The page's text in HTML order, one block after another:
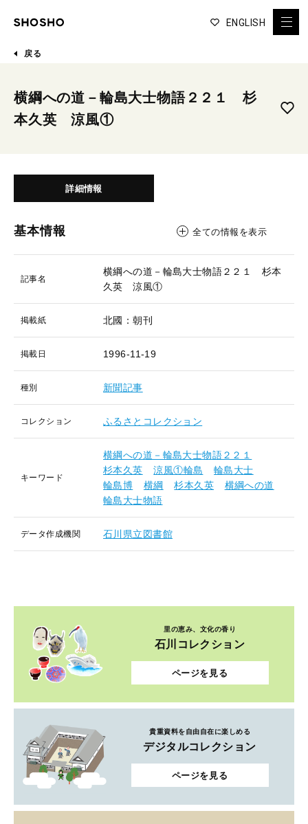
ENGLISH
戻る
横綱への道－輪島大士物語２２１ 杉
本久英 涼風①
詳細情報
基本情報 全ての情報を表示
記事名
横綱への道－輪島大士物語２２１ 杉本
久英 涼風①
掲載紙 北國：朝刊
掲載日 1996-11-19
種別 新聞記事
コレクション ふるさとコレクション
キーワード
横綱への道－輪島大士物語２２１
杉本久英
涼風①輪島
輪島大士
輪島博
横綱 杉本久英
横綱への道
輪島大士物語
データ作成機関 石川県立図書館
里の恵み、文化の香り
石川コレクション
ページを見る
貴重資料を自由自在に楽しめる
デジタルコレクション
ページを見る